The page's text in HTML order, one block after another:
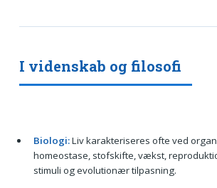
I videnskab og filosofi
Biologi:Liv karakteriseres ofte ved
homeostase, stofskifte, vækst,
stimuli og evolutionær tilpasning.